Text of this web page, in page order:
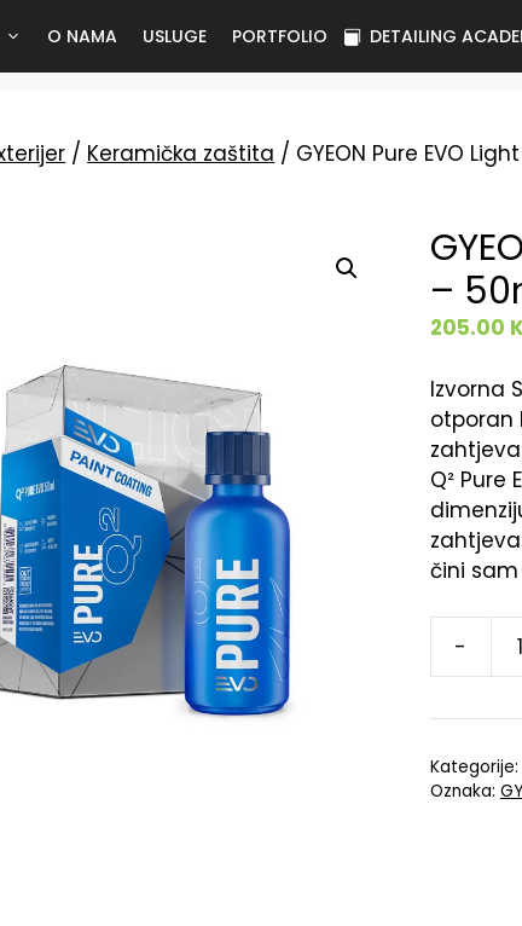
O NAMA USLUGE PORTFOLIO DETAILING
/ Keramička zaštita / GYEON Pure EVO
–
205.00
Izvorna
otporan
Q² Pure
čini
-
Kategorije:
Oznaka: